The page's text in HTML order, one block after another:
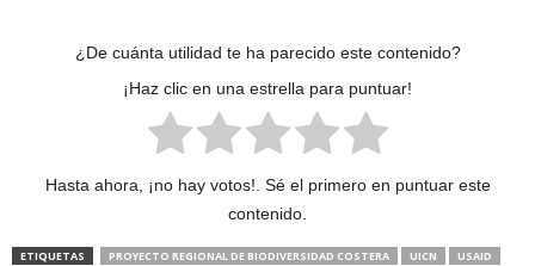
¿De cuánta utilidad te ha parecido este contenido?
¡Haz clic en una estrella para puntuar!
Hasta ahora, ¡no hay votos!. Sé el primero en puntuar este
contenido.
ETIQUETAS PROYECTO REGIONAL DE BIODIVERSIDAD COSTERA UICN USAID